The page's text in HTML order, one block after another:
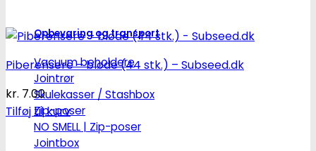
Opbevaring og transport
Vacuum beholdere
Jointrør
Skulekasser / Stashbox
Zip-poser
NO SMELL | Zip-poser
Jointbox
Piberensere – bløde (44 stk.) – Subseed.dk
kr. 7.00
Tilføj til kurv